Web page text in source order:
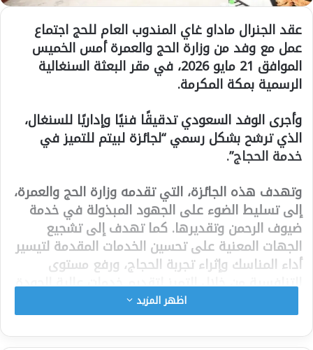
عقد الجنرال ماداو غاي المندوب العام للحج اجتماع
عمل مع وفد من وزارة الحج والعمرة أمس الخميس
الموافق 21 مايو 2026، في مقر البعثة السنغالية
الرسمية بمكة المكرمة.
وأجرى الوفد السعودي تدقيقًا فنيًا وإداريًا للسنغال،
الذي ترشح بشكل رسمي “لجائزة لبيتم للتميز في
خدمة الحجاج”.
وتهدف هذه الجائزة، التي تقدمه وزارة الحج والعمرة،
إلى تسليط الضوء على الجهود المبذولة في خدمة
ضيوف الرحمن وتقديرها. كما تهدف إلى تشجيع
الجهات المعنية على تحسين الخدمات المقدمة لتيسير
أداء المناسك وإثراء تجربة الحجاج، ورفع مستوى
التنافسية من خلال التميز لتقديم خدمات عالية الجودة
في جميع الجهات المعنية بخدمة ضيوف الرحمن. كما
تهدف إلى تعزيز دور قادة البعثات وموظفيه من خلال
تشجيعهم وتحفيزهم على السعي نحو التطوير
اظهر المزيد